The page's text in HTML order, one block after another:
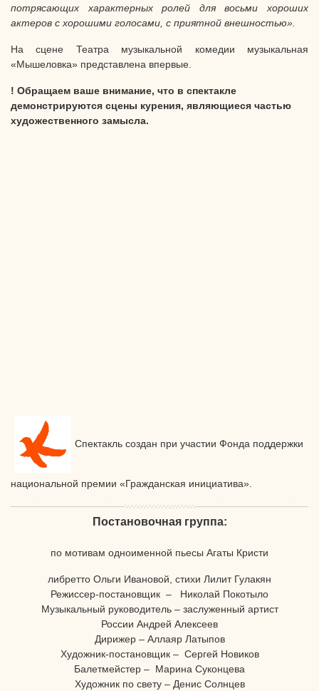
потрясающих характерных ролей для восьми хороших
актеров с хорошими голосами, с приятной внешностью».
На сцене Театра музыкальной комедии музыкальная
«Мышеловка» представлена впервые.
! Обращаем ваше внимание, что в спектакле
демонстрируются сцены курения, являющиеся частью
художественного замысла.
Спектакль создан при участии Фонда поддержки
национальной премии «Гражданская инициатива».
Постановочная группа:
по мотивам одноименной пьесы Агаты Кристи
либретто Ольги Ивановой, стихи Лилит Гулакян
Режиссер-постановщик – Николай Покотыло
Музыкальный руководитель – заслуженный артист
России Андрей Алексеев
Дирижер – Аллаяр Латыпов
Художник-постановщик – Сергей Новиков
Балетмейстер – Марина Суконцева
Художник по свету – Денис Солнцев